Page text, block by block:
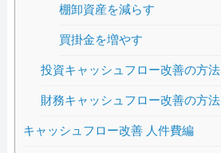
棚卸資産を減らす
買掛金を増やす
投資キャッシュフロー改善の方法
財務キャッシュフロー改善の方法
キャッシュフロー改善 人件費編